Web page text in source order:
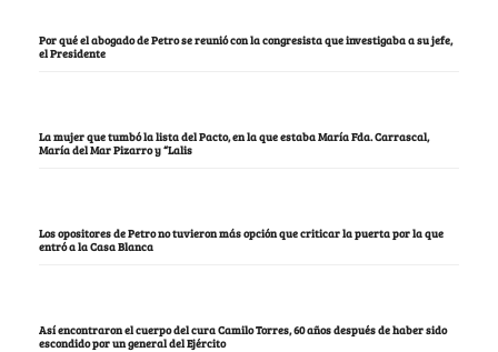
Por qué el abogado de Petro se reunió con la congresista que investigaba a su jefe,
el Presidente
La mujer que tumbó la lista del Pacto, en la que estaba María Fda. Carrascal,
María del Mar Pizarro y “Lalis
Los opositores de Petro no tuvieron más opción que criticar la puerta por la que
entró a la Casa Blanca
Así encontraron el cuerpo del cura Camilo Torres, 60 años después de haber sido
escondido por un general del Ejército